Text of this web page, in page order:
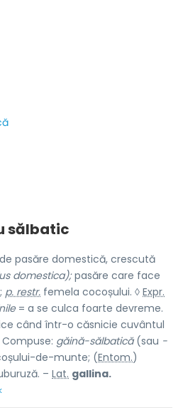
sălbatic
pasăre domestică, crescută
domestica);pasăre care face
p. restr. femela cocoșului. ◊ Expr.
= a se culca foarte devreme.
când într-o căsnicie cuvântul
găină-sălbatică(sau -
de-munte; (Entom.)
– Lat. gallina.